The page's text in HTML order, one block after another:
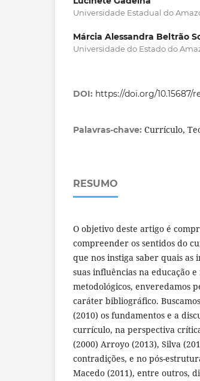
Universidade Estadual do
Márcia Alessandra Beltrão
Universidade do Estado do
DOI: https://doi.org/10.15687/
Palavras-chave: Currículo,
RESUMO
O objetivo deste artigo é
compreender os sentidos do
que nos instiga saber quais
suas influências na educação
metodológicos, enveredamos
caráter bibliográfico.
(2010) os fundamentos e a
currículo, na perspectiva
(2000) Arroyo (2013), Silva
contradições, e no pós-
Macedo (2011), entre outros,